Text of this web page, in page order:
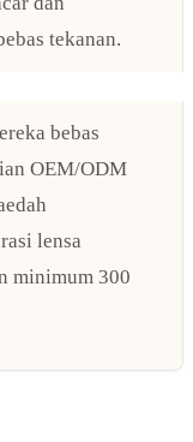
tekanan.
bebas
OEM/ODM
lensa
minimum 300